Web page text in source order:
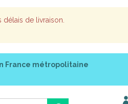
de livraison.
France métropolitaine